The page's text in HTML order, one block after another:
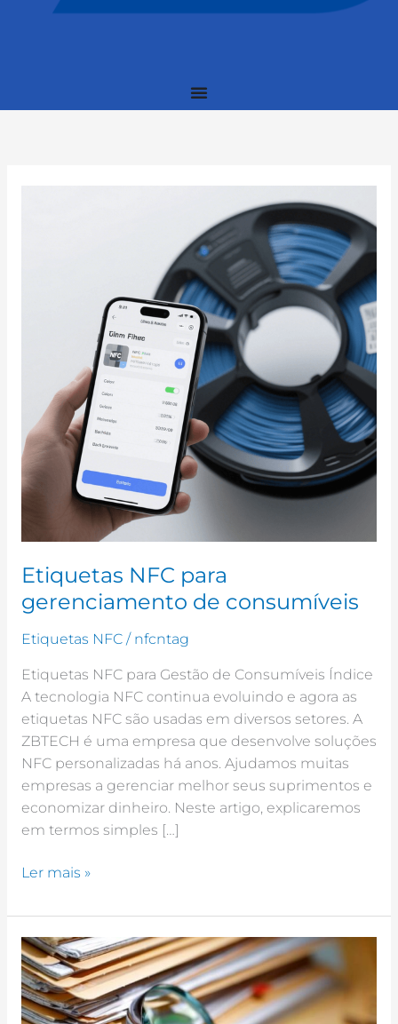
Etiquetas NFC para
gerenciamento de consumíveis
Etiquetas NFC/ nfcntag
Etiquetas NFC para Gestão de Consumíveis Índice
A tecnologia NFC continua evoluindo e agora as
etiquetas NFC são usadas em diversos setores. A
ZBTECH é uma empresa que desenvolve soluções
NFC personalizadas há anos. Ajudamos muitas
empresas a gerenciar melhor seus suprimentos e
economizar dinheiro. Neste artigo, explicaremos
em termos simples […]
consumíveis
Ler mais »
Rastreamento
de
documentos
RFID